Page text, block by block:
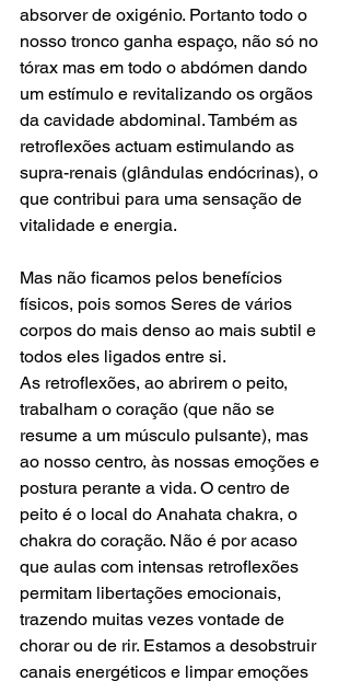
absorver de oxigénio. Portanto todo o
nosso tronco ganha espaço, não só no
tórax mas em todo o abdómen dando
um estímulo e revitalizando os orgãos
da cavidade abdominal. Também as
retroflexões actuam estimulando as
supra-renais (glândulas endócrinas), o
que contribui para uma sensação de
vitalidade e energia.
Mas não ficamos pelos benefícios
físicos, pois somos Seres de vários
corpos do mais denso ao mais subtil e
todos eles ligados entre si.
As retroflexões, ao abrirem o peito,
trabalham o coração (que não se
resume a um músculo pulsante), mas
ao nosso centro, às nossas emoções e
postura perante a vida. O centro de
peito é o local do Anahata chakra, o
chakra do coração. Não é por acaso
que aulas com intensas retroflexões
permitam libertações emocionais,
trazendo muitas vezes vontade de
chorar ou de rir. Estamos a desobstruir
canais energéticos e limpar emoções